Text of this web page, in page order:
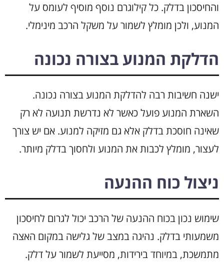
והחיסכון בדלק. כל קילוגרם נוסף מוסיף לעומס על
המנוע, ולכן מומלץ לשמור על משקל הרכב מינימלי.
הדלקת המנוע בצורה נכונה
ישנה חשיבות רבה להדלקת המנוע בצורה נכונה.
השארת המנוע פועל כאשר לא נדרשת תנועה לא רק
שאינה חוסכת בדלק אלא גם מזיקה למנוע. אם יש צורך
לעצור, מומלץ לכבות את המנוע ולחסוך בדלק מיותר.
ניצול כוח ההנעה
שימוש נכון בכוח ההנעה של הרכב יכול לגרום לחיסכון
משמעותי בדלק. נהיגה במצב של גלישה במקום האצה
מתמשכת, במיוחד בירידות, מסייעת לשמור על דלק.